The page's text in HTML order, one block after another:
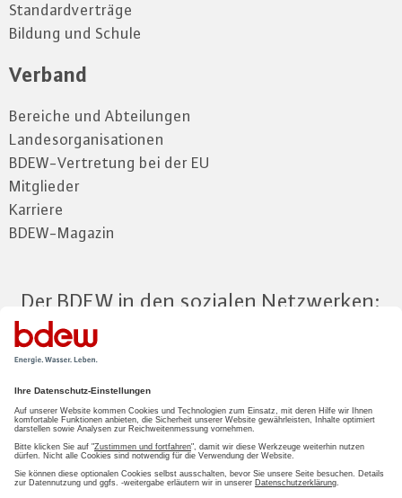
Standardverträge
Bildung und Schule
Verband
Bereiche und Abteilungen
Landesorganisationen
BDEW-Vertretung bei der EU
Mitglieder
Karriere
BDEW-Magazin
Der BDEW in den sozialen Netzwerken:
Zum Mitgliederbereich
LOGIN